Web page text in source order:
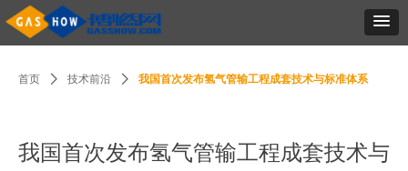
我国首次发布氢气管输工程成套技术与
首页 ꄲ 技术前沿 ꄲ 我国首次发布氢气管输工程成套技术与标准体系